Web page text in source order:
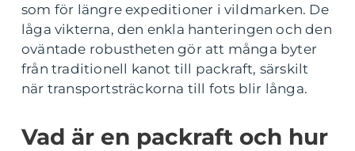
som för längre expeditioner i vildmarken. De
låga vikterna, den enkla hanteringen och den
oväntade robustheten gör att många byter
från traditionell kanot till packraft, särskilt
när transportsträckorna till fots blir långa.
Vad är en packraft och hur